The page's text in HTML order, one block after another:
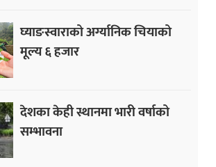
घ्याङस्वाराको अर्ग्यानिक चियाको
मूल्य ६ हजार
देशका केही स्थानमा भारी वर्षाको
सम्भावना